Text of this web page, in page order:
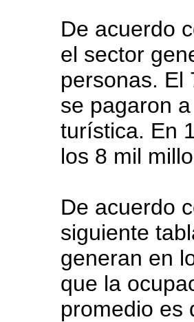
De acuerdo
el sector
personas. El
se pagaron
turística. En
los 8 mil
De acuerdo
siguiente
generan en
que la
promedio es